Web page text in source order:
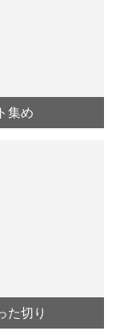
集め
た切り